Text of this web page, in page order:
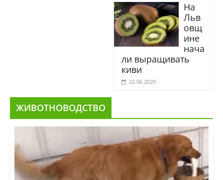
На
Льв
овщ
ине
нача
ли выращивать
киви
22.06.2020
ЖИВОТНОВОДСТВО